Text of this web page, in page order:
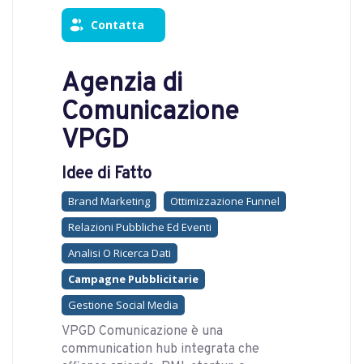
Contatta
Agenzia di
Comunicazione
VPGD
Idee di Fatto
Brand Marketing
Ottimizzazione Funnel
Relazioni Pubbliche Ed Eventi
Analisi O Ricerca Dati
Campagne Pubblicitarie
Gestione Social Media
VPGD Comunicazione è una
communication hub integrata che